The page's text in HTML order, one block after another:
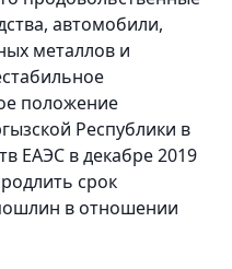
автомобили,
металлов и
положение
Республики в
ЕАЭС в декабре 2019
срок
в отношении